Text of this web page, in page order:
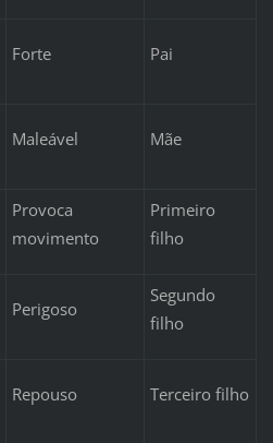
Forte Pai
Maleável Mãe
Provoca
movimento
Primeiro
filho
Perigoso
Segundo
filho
Repouso Terceiro filho